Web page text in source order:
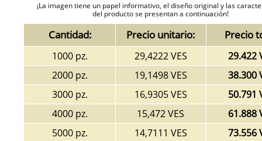
¡La imagen tiene un papel informativo, el diseño original y las
del producto se presentan a continuación!
Cantidad: Precio unitario: Precio
1000 pz. 29,4222 VES
29.422
2000 pz.
19,1498 VES
38.300
3000 pz.
16,9305 VES
50.791
4000 pz.
15,472 VES
61.888
5000 pz.
14,7111 VES 73.556